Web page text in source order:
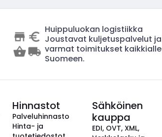
Huippuluokan logistiikka
Joustavat kuljetuspalvelut ja
varmat toimitukset kaikkialle
Suomeen.
Hinnastot
Palveluhinnasto
Hinta- ja
Sähköinen
kauppa
EDI, OVT, XML,